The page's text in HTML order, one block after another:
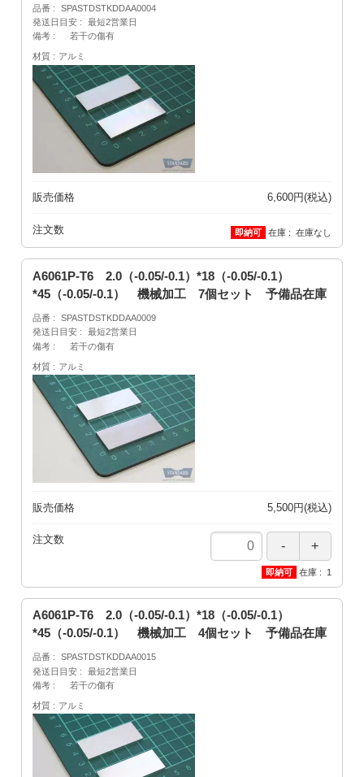
品番
SPASTDSTKDDAA0004
発送日目安
最短2営業日
備考
若干の傷有
材質 アルミ
販売価格 6,600円(税込)
注文数 在庫 在庫なし
A6061P-T6 2.0（-0.05/-0.1）*18（-0.05/-0.1）
*45（-0.05/-0.1） 機械加工 7個セット 予備品在庫
品番
SPASTDSTKDDAA0009
発送日目安
最短2営業日
備考
若干の傷有
材質 アルミ
販売価格 5,500円(税込)
注文数
在庫 1
A6061P-T6 2.0（-0.05/-0.1）*18（-0.05/-0.1）
*45（-0.05/-0.1） 機械加工 4個セット 予備品在庫
品番
SPASTDSTKDDAA0015
発送日目安
最短2営業日
備考
若干の傷有
材質 アルミ